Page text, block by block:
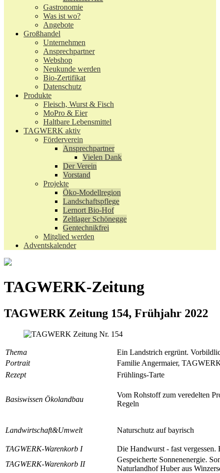
Gastronomie
Was ist wo?
Angebote
Großhandel
Unternehmen
Ansprechpartner
Webshop
Neukunde werden
Bio-Zertifikat
Datenschutz
Produkte
Fleisch, Wurst & Fisch
MoPro & Eier
Haltbare Lebensmittel
TAGWERK aktiv
Förderverein
Ansprechpartner
Vielen Dank
Der Verein
Vorstand
Projekte
Öko-Modellregion
Landschaftspflege
Lernort Bio-Hof
Zeltlager Schönegge
Gentechnikfrei
Mitglied werden
Adventskalender
TAGWERK-Zeitung
TAGWERK Zeitung 154, Frühjahr 2022
Thema
Ein Landstrich ergrünt.
Portrait
Familie Angermaier,
Rezept
Frühlings-Tarte
Basiswissen Ökolandbau
Vom Rohstoff zum veredelten
Regeln
Landwirtschaft&Umwelt Naturschutz auf bayrisch
TAGWERK-Warenkorb I
Die Handwurst - fast
TAGWERK-Warenkorb II
Gespeicherte Sonnenenergie.
Naturlandhof Huber aus